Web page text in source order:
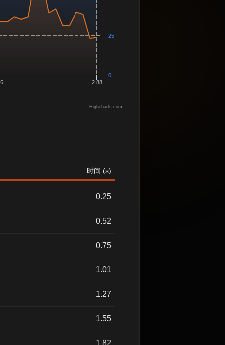
2.88
0
25
Highcharts.com
时间 (s)
0.25
0.52
0.75
1.01
1.27
1.55
1.82